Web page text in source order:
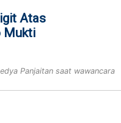
Atas
Mukti
Panjaitan saat wawancara